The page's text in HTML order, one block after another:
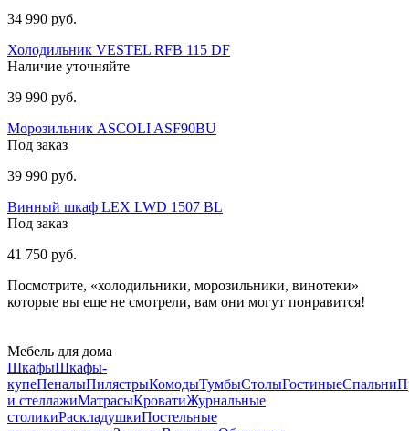
34 990 руб.
Холодильник VESTEL RFB 115 DF
Наличие уточняйте
39 990 руб.
Морозильник ASCOLI ASF90BU
Под заказ
39 990 руб.
Винный шкаф LEX LWD 1507 BL
Под заказ
41 750 руб.
Посмотрите, «холодильники, морозильники, винотеки»
которые вы еще не смотрели, вам они могут понравится!
Мебель для дома
ШкафыШкафы-
купеПеналыПилястрыКомодыТумбыСтолыГостиныеСпальни
и стеллажиМатрасыКроватиЖурнальные
столикиРаскладушкиПостельные